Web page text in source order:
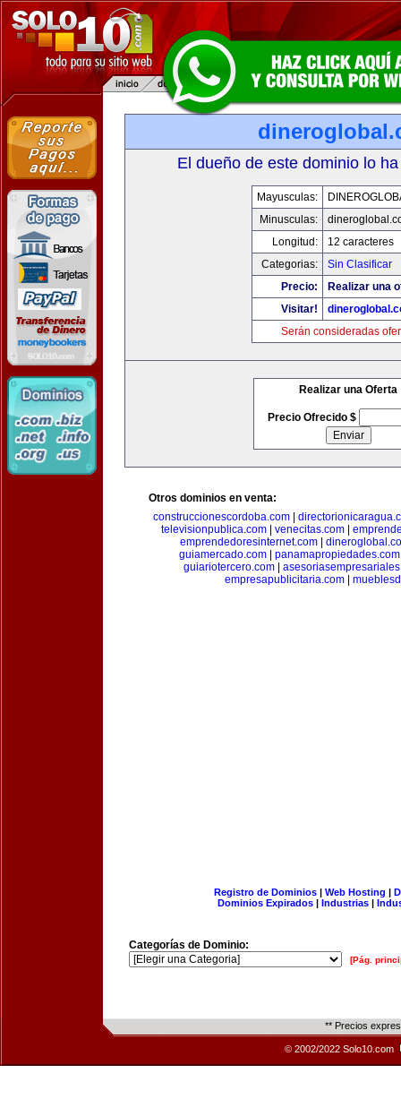
El dueño de este dominio lo
Mayusculas:
Minusculas:
Longitud:
12 caracteres
Categorias:
Sin Clasificar
Precio:
Realizar una
Visitar!
Serán consideradas
Realizar una Oferta
Precio Ofrecido $
Otros dominios en venta:
construccionescordoba.com|
televisionpublica.com
venecitas.com
emprendedoresinternet.com
guiamercado.com| panamapropiedades.com
guiariotercero.com|
empresapublicitaria.com
Registro de Dominios| Web Hosting |
Dominios Expirados | Industrias |
Categorías de Dominio:
[Pág.
** Precios
© 2002/2022 Solo10.com